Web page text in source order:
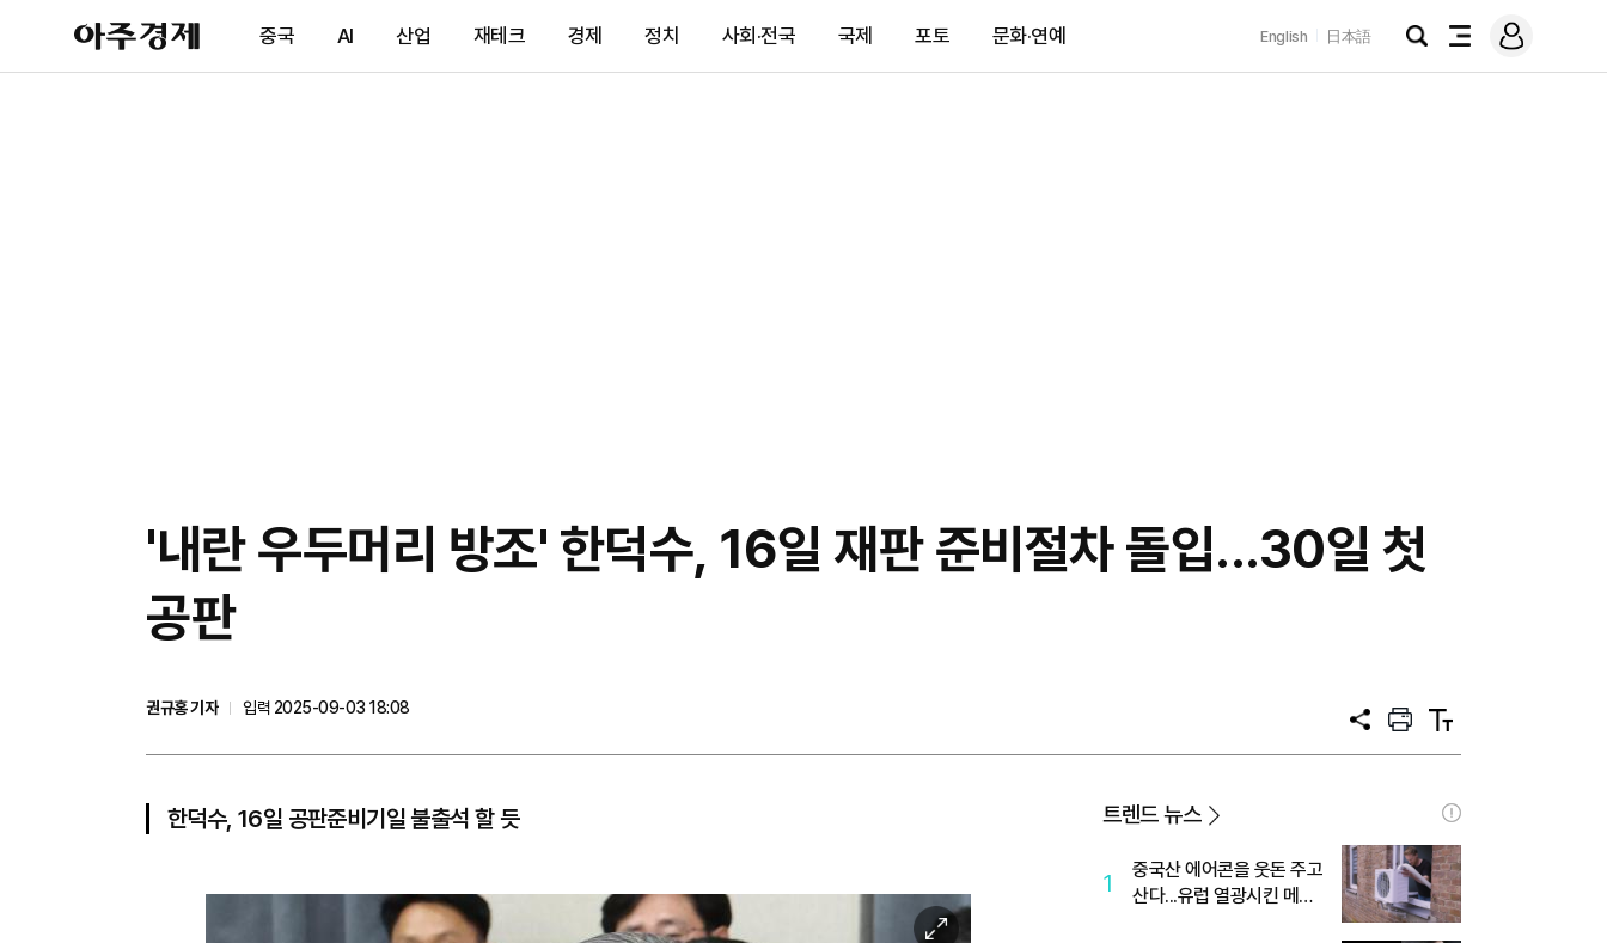
아
주
제
중국 AI 산업 재테크 경제 정치 사회·전국 국제 포토 문화·연예 English 日本語
검
전
메
그
'내란 우두머리 방조' 한덕수, 16일 재판 준비절차 돌입...30일 첫
공판
권규홍 기자
입력 2025-09-03 18:08
공
프
트
텍
트
한덕수, 16일 공판준비기일 불출석 할 듯
이
트렌드 뉴스
1
중국산 에어콘을 웃돈 주고
산다...유럽 열광시킨 메이